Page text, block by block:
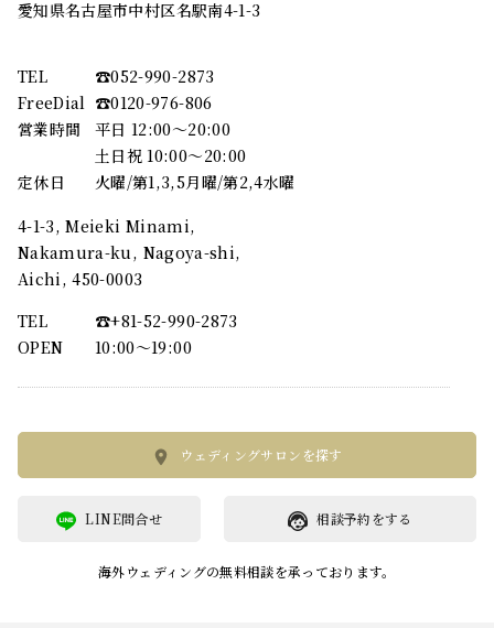
愛知県名古屋市中村区名駅南4-1-3
TEL
☎︎052-990-2873
FreeDial ☎︎0120-976-806
営業時間
平日 12:00～20:00
土日祝 10:00～20:00
定休日
火曜/第1,3,5月曜/第2,4水曜
4-1-3, Meieki Minami,
Nakamura-ku, Nagoya-shi,
Aichi, 450-0003
TEL
☎︎+81-52-990-2873
OPEN
10:00〜19:00
ウェディングサロンを探す
相談予約をする
LINE問合せ
海外ウェディングの無料相談を承っております。